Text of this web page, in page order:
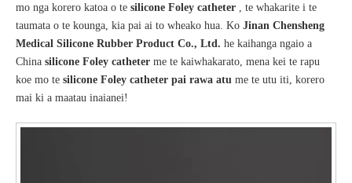
mo nga korero katoa o te silicone Foley catheter , te whakarite i te
taumata o te kounga, kia pai ai to wheako hua. Ko Jinan Chensheng
Medical Silicone Rubber Product Co., Ltd. he kaihanga ngaio a
China silicone Foley catheter me te kaiwhakarato, mena kei te rapu
koe mo te silicone Foley catheter pai rawa atu me te utu iti, korero
mai ki a maatau inaianei!